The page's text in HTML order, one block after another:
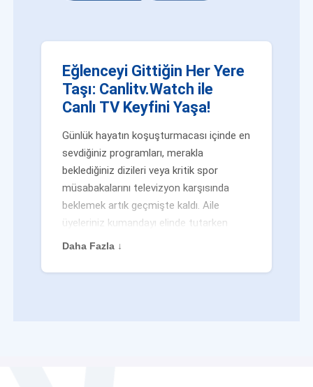
Eğlenceyi Gittiğin Her Yere
Taşı: Canlitv.Watch ile
Canlı TV Keyfini Yaşa!
Günlük hayatın koşuşturmacası içinde en
sevdiğiniz programları, merakla
beklediğiniz dizileri veya kritik spor
müsabakalarını televizyon karşısında
beklemek artık geçmişte kaldı. Aile
üyeleriniz kumandayı elinde tutarken
veya siz evden uzaktayken bile
değilsiniz. Geleneksel yayıncılığın
Daha Fazla ↓